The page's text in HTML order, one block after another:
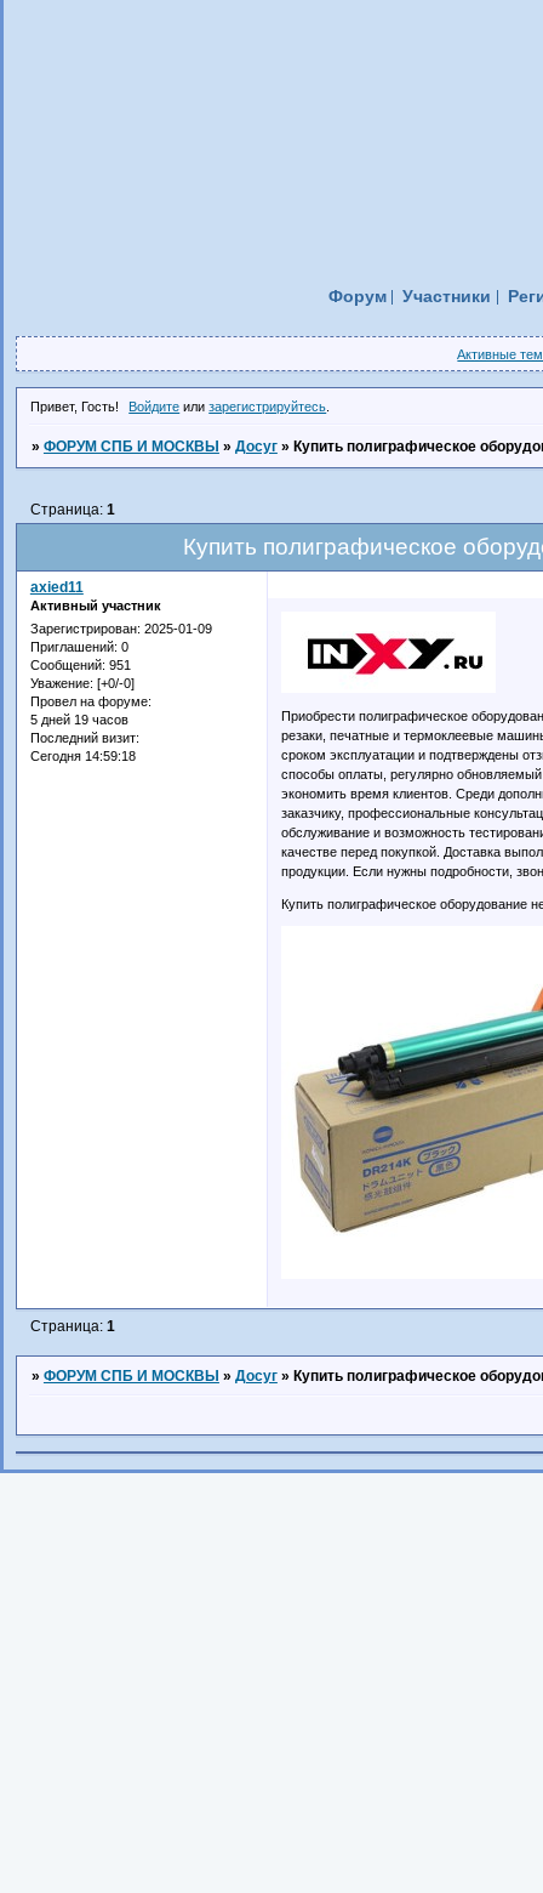
Форум Участники
Активные
Привет, Гость! Войдите илизарегистрируйтесь
» ФОРУМ СПБ И МОСКВЫ » Досуг » Купить полиграфическое
Купить полиграфическое
Страница: 1
axied11
Активный участник
Зарегистрирован: 2025-01-09
Приглашений: 0
Сообщений: 951
Уважение: [+0/-0]
Провел на форуме:
5 дней 19 часов
Последний визит:
Сегодня 14:59:18
Приобрести полиграфическое
резаки, печатные и термоклеевые
сроком эксплуатации и подтверждены
способы оплаты, регулярно
экономить время клиентов. Среди
заказчику, профессиональные
обслуживание и возможность
качестве перед покупкой. Доставка
продукции. Если нужны подробности,
Купить полиграфическое оборудование
Страница: 1
» ФОРУМ СПБ И МОСКВЫ » Досуг » Купить полиграфическое